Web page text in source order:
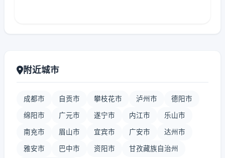
附近城市
成都市 自贡市 攀枝花市 泸州市 德阳市
绵阳市 广元市 遂宁市 内江市 乐山市
南充市 眉山市 宜宾市 广安市 达州市
雅安市 巴中市 资阳市 甘孜藏族自治州